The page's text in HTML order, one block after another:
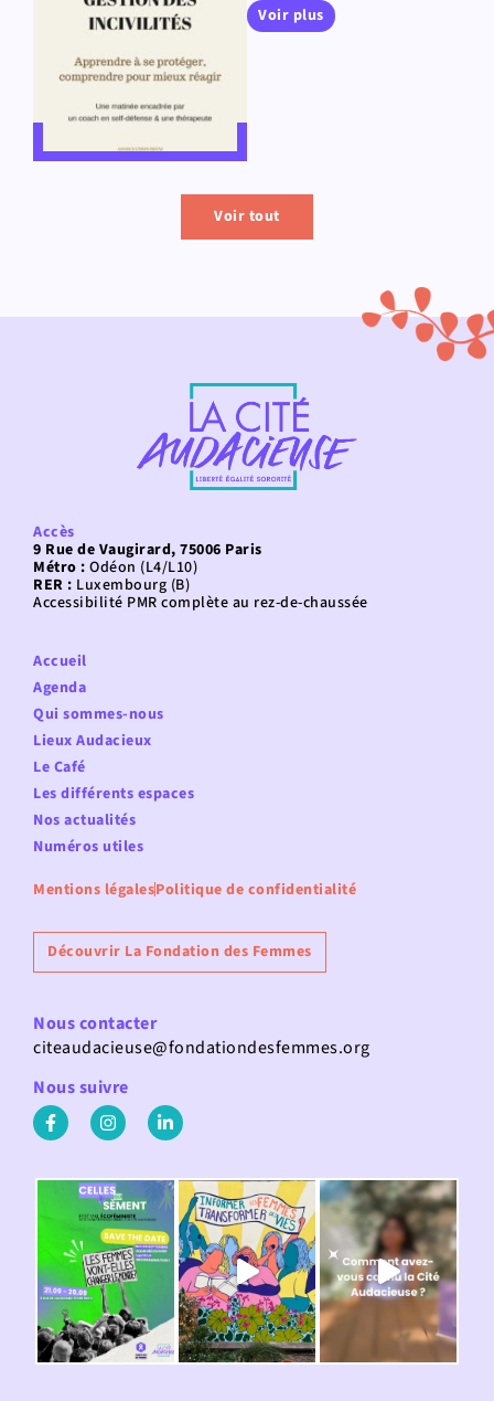
Voir plus
Voir tout
Accès
9 Rue de Vaugirard, 75006 Paris
Métro : Odéon (L4/L10)
RER : Luxembourg (B)
Accessibilité PMR complète au rez-de-chaussée
Accueil
Agenda
Qui sommes-nous
Lieux Audacieux
Le Café
Les différents espaces
Nos actualités
Numéros utiles
Mentions légalesPolitique de confidentialité
Découvrir La Fondation des Femmes
Nous contacter
citeaudacieuse@fondationdesfemmes.org
Nous suivre